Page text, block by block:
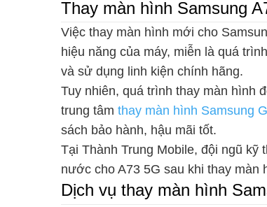
Thay màn hình Samsung
Việc thay màn hình mới cho
hiệu năng của máy, miễn là quá
và sử dụng linh kiện chính hãng.
Tuy nhiên, quá trình thay màn hình
trung tâm thay màn hình Samsung
sách bảo hành, hậu mãi tốt.
Tại Thành Trung Mobile, đội ngũ kỹ
nước cho A73 5G sau khi thay
Dịch vụ thay màn hình